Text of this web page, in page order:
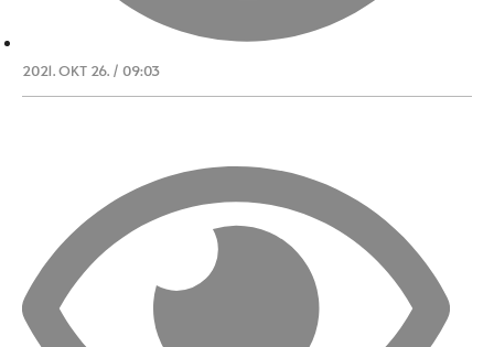
2021. OKT 26. / 09:03